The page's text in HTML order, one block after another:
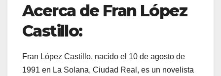
Acerca de Fran López
Castillo:
Fran López Castillo, nacido el 10 de agosto de
1991 en La Solana, Ciudad Real, es un novelista